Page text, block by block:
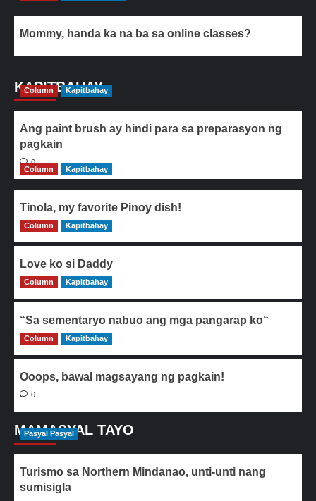
Mommy, handa ka na ba sa online classes?
KAPITBAHAY
Column Kapitbahay
Ang paint brush ay hindi para sa preparasyon ng
pagkain
0
Column
Kapitbahay
Tinola, my favorite Pinoy dish!
0
Column Kapitbahay
Love ko si Daddy
0
Column Kapitbahay
“Sa sementaryo nabuo ang mga pangarap ko“
0
Column Kapitbahay
Ooops, bawal magsayang ng pagkain!
0
MAMASYAL TAYO
Pasyal Pasyal
Turismo sa Northern Mindanao, unti-unti nang
sumisigla